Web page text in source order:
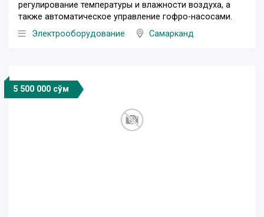
регулирование температуры и влажности воздуха, а
также автоматическое управление гофро-насосами.
Электрооборудование
Самарканд
5 500 000 сўм